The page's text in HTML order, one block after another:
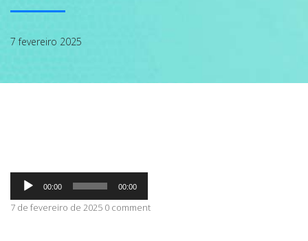
CONTATO
7 fevereiro 2025
Tocador
áudio
00:00 00:00
7 de fevereiro de 2025 0 comment